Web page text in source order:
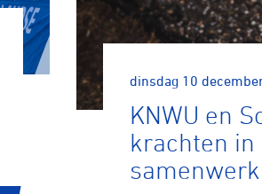
dinsdag 10
KNWU en
krachten